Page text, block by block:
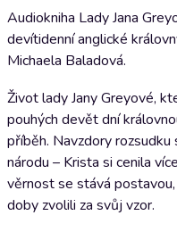
Audiokniha Lady Jana
devítidenní anglické
Michaela Baladová.
Život lady Jany Greyové,
pouhých devět dní
příběh. Navzdory
národu – Krista si cenila
věrnost se stává
doby zvolili za svůj vzor.